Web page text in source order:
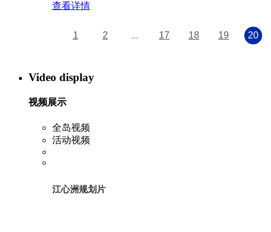
查看详情
1 2 ... 17 18 19 20
Video display
视频展示
全岛视频
活动视频
江心洲规划片